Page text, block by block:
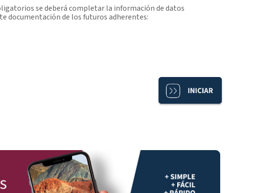
se deberá completar la información de datos
documentación de los futuros adherentes: